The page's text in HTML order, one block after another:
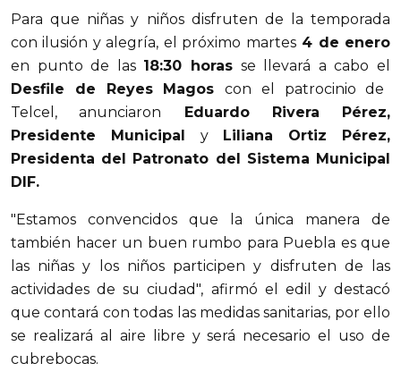
Para que niñas y niños disfruten de la temporada
con ilusión y alegría, el próximo martes4 de enero
en punto de las 18:30 horas se llevará a cabo el
Desfile de Reyes Magos con el patrocinio de
Telcel, anunciaron Eduardo Rivera Pérez,
Presidente Municipal y
Liliana Ortiz Pérez,
Presidenta del Patronato del Sistema Municipal
DIF.
"Estamos convencidos que la única manera de
también hacer un buen rumbo para Puebla es que
las niñas y los niños participen y disfruten de las
actividades de su ciudad", afirmó el edil y destacó
que contará con todas las medidas sanitarias, por ello
se realizará al aire libre y será necesario el uso de
cubrebocas.